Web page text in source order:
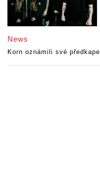
News
Korn oznámili své